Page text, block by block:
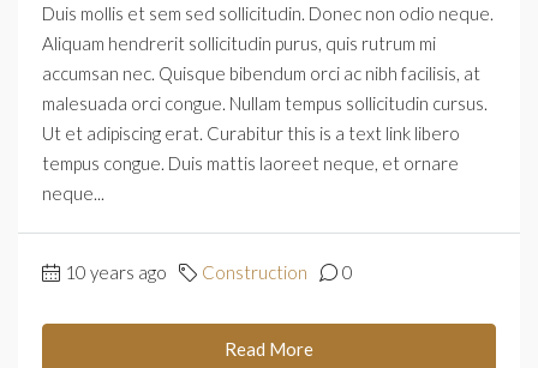
Duis mollis et sem sed sollicitudin. Donec non odio neque.
Aliquam hendrerit sollicitudin purus, quis rutrum mi
accumsan nec. Quisque bibendum orci ac nibh facilisis, at
malesuada orci congue. Nullam tempus sollicitudin cursus.
Ut et adipiscing erat. Curabitur this is a text link libero
tempus congue. Duis mattis laoreet neque, et ornare
neque...
10 years ago Construction 0
Read More